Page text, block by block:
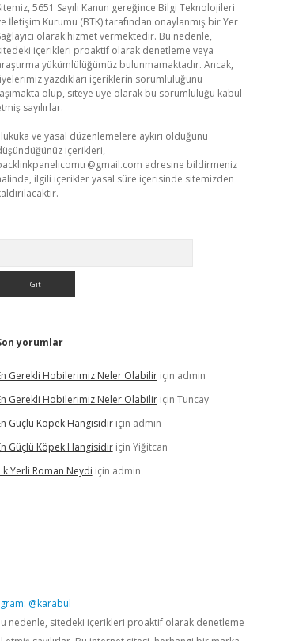
5651 Sayılı Kanun gereğince Bilgi Teknolojileri
İletişim Kurumu (BTK) tarafından onaylanmış bir Yer
olarak hizmet vermektedir. Bu nedenle,
içerikleri proaktif olarak denetleme veya
yükümlülüğümüz bulunmamaktadır. Ancak,
yazdıkları içeriklerin sorumluluğunu
olup, siteye üye olarak bu sorumluluğu kabul
sayılırlar.
ve yasal düzenlemelere aykırı olduğunu
içerikleri,
adresine bildirmeniz
ilgili içerikler yasal süre içerisinde sitemizden
yorumlar
Gerekli Hobilerimiz Neler Olabiliriçin admin
Gerekli Hobilerimiz Neler Olabiliriçin Tuncay
Güçlü Köpek Hangisidiriçin admin
Güçlü Köpek Hangisidiriçin Yiğitcan
Yerli Roman Neydi için admin
@karabul
nedenle, sitedeki içerikleri proaktif olarak denetleme